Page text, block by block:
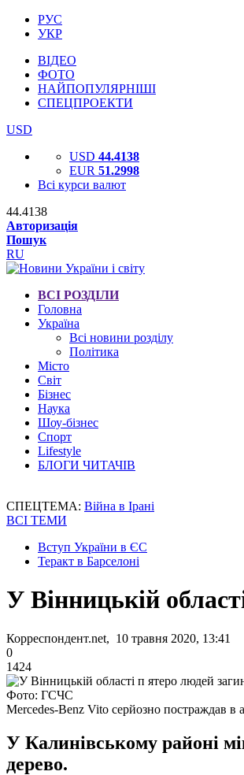
РУС
УКР
ВІДЕО
ФОТО
НАЙПОПУЛЯРНІШІ
СПЕЦПРОЕКТИ
USD
USD 44.4138
EUR 51.2998
Всі курси валют
44.4138
Авторизація
Пошук
RU
ВСІ РОЗДІЛИ
Головна
Україна
Всі новини розділу
Політика
Місто
Світ
Бізнес
Наука
Шоу-бізнес
Спорт
Lifestyle
БЛОГИ ЧИТАЧІВ
СПЕЦТЕМА: Війна в Ірані
ВСІ ТЕМИ
Вступ України в ЄС
Теракт в Барселоні
У Вінницькій
Корреспондент.net, 10 травня 2020, 13:41
0
1424
Фото: ГСЧС
Mercedes-Benz Vito серйозно постраждав в
У Калинівському районі
дерево.